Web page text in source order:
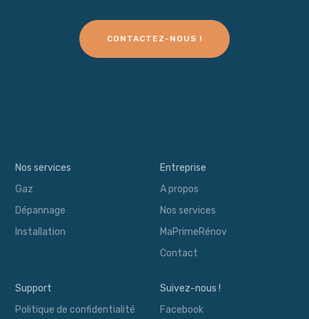
CONTACTEZ-NOUS !
Nos services
Gaz
Dépannage
Installation
Entreprise
A propos
Nos services
MaPrimeRénov
Contact
Support
Politique de confidentialité
Suivez-nous !
Facebook